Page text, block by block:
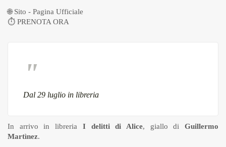
🌐Sito - Pagina Ufficiale
⏱ PRENOTA ORA
Dal 29 luglio in libreria
In arrivo in libreria I delitti di Alice, giallo diGuillermo
Martìnez.